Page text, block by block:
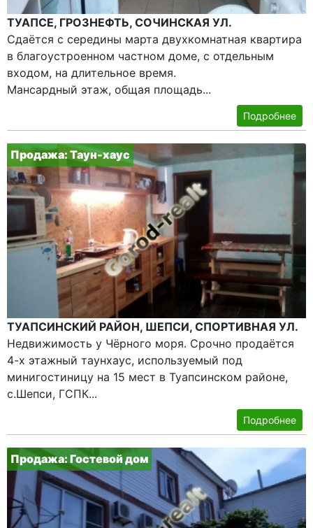
ТУАПСЕ, ГРОЗНЕФТЬ, СОЧИНСКАЯ УЛ.
Сдаётся с середины марта двухкомнатная квартира
в благоустроенном частном доме, с отдельным
входом, на длительное время.
Мансардный этаж, общая площадь...
Подробнее
Продажа: Таун-хаус
ТУАПСИНСКИЙ РАЙОН, ШЕПСИ, СПОРТИВНАЯ УЛ.
Недвижимость у Чёрного моря. Срочно продаётся
4-х этажный таунхаус, используемый под
минигостиницу на 15 мест в Туапсинском районе,
с.Шепси, ГСПК...
Подробнее
Продажа: Гостевой дом